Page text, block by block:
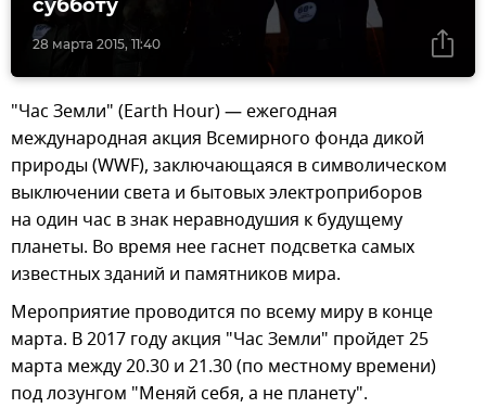
28 марта 2015, 11:40
субботу
"Час Земли" (Earth Hour) — ежегодная
международная акция Всемирного фонда дикой
природы (WWF), заключающаяся в символическом
выключении света и бытовых электроприборов
на один час в знак неравнодушия к будущему
планеты. Во время нее гаснет подсветка самых
известных зданий и памятников мира.
Мероприятие проводится по всему миру в конце
марта. В 2017 году акция "Час Земли" пройдет 25
марта между 20.30 и 21.30 (по местному времени)
под лозунгом "Меняй себя, а не планету".